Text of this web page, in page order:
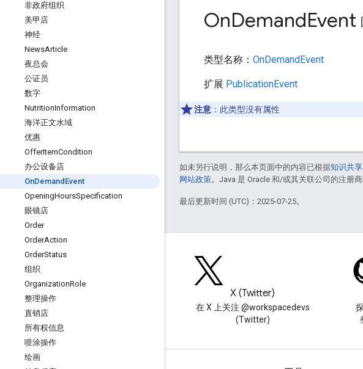
非政府组织
美甲店
神经
NewsArticle
夜总会
公证员
数字
NutritionInformation
海洋正文水域
优惠
OfferItemCondition
办公设备店
OnDemand Event
OpeningHoursSpecification
眼镜店
Order
OrderAction
OrderStatus
组织
OrganizationRole
整理操作
直销店
所有权信息
喷涂操作
绘画
OnDemandEvent
类型名称： OnDemandEvent
扩展 PublicationEvent
注意 ：此类型没有属性
如未另行说明，那么本页面中的内容已根据知识共
网站政策。Java 是 Oracle 和/或其关联公司的注册商
最后更新时间 (UTC)：2025-07-25。
阅读 Google Workspace 开发
X (Twitter)
在 X 上关注 @workspacedevs
(Twitter)